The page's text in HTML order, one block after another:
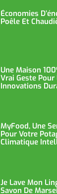
Économies
Poêle Et
Une Maison
Vrai Geste Pour
Innovations
MyFood, Une
Pour Votre
Climatique
Je Lave Mon
Savon De